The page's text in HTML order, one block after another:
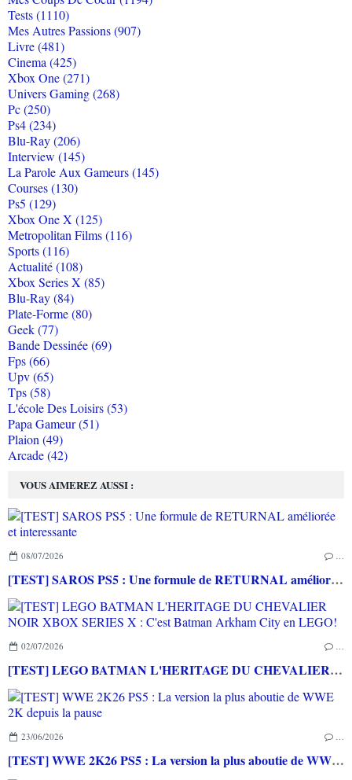
VOUS AIMEREZ AUSSI :
08/07/2026
[TEST] SAROS PS5 : Une formule de RETURNAL améliorée et interessante
02/07/2026
[TEST] LEGO BATMAN L'HERITAGE DU CHEVALIER NOIR XBOX SERIES X : C'est Batman Arkham City en LEGO!
23/06/2026
[TEST] WWE 2K26 PS5 : La version la plus aboutie de WWE 2K depuis la pause
Tests (1110)
Mes Autres Passions (907)
Livre (481)
Cinema (425)
Xbox One (271)
Univers Gaming (268)
Pc (250)
Ps4 (234)
Blu-Ray (206)
Interview (145)
La Parole Aux Gameurs (145)
Courses (130)
Ps5 (129)
Xbox One X (125)
Metropolitan Films (116)
Sports (116)
Actualité (108)
Xbox Series X (85)
Blu-Ray (84)
Plate-Forme (80)
Geek (77)
Bande Dessinée (69)
Fps (66)
Upv (65)
Tps (58)
L'école Des Loisirs (53)
Papa Gameur (51)
Plaion (49)
Arcade (42)